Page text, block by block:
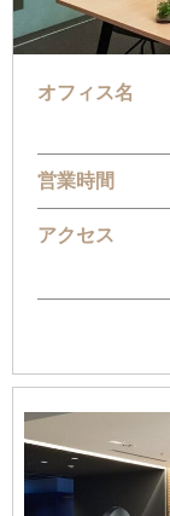
オフィス名
営業時間
アクセス